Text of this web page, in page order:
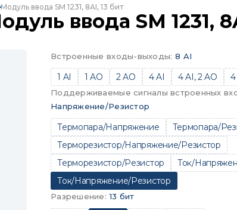
Модуль ввода SM 1231, 8AI, 13 бит
ввода SM 1231,
Встроенные входы-выходы: 8 AI
1 AI 1 AO 2 AO 4 AI 4 AI, 2 AO 4
Поддерживаемые сигналы встроенных
Напряжение/Резистор
Термопара/Напряжение
Термопара/
Терморезистор/Напряжение/Резистор
Терморезистор/Резистор
Ток/
Ток/Напряжение/Резистор
Разрешение: 13 бит